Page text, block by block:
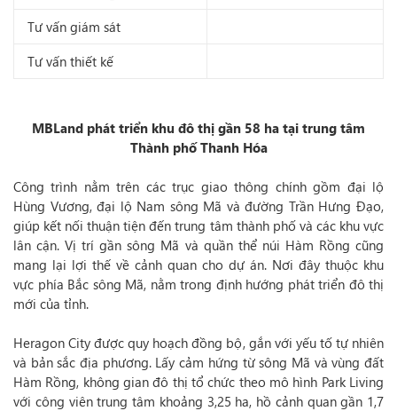
Tư vấn giám sát
Tư vấn thiết kế
MBLand phát triển khu đô thị gần 58 ha tại trung tâm
Thành phố Thanh Hóa
Công trình nằm trên các trục giao thông chính gồm đại lộ
Hùng Vương, đại lộ Nam sông Mã và đường Trần Hưng Đạo,
giúp kết nối thuận tiện đến trung tâm thành phố và các khu vực
lân cận. Vị trí gần sông Mã và quần thể núi Hàm Rồng cũng
mang lại lợi thế về cảnh quan cho dự án. Nơi đây thuộc khu
vực phía Bắc sông Mã, nằm trong định hướng phát triển đô thị
mới của tỉnh.
Heragon City được quy hoạch đồng bộ, gắn với yếu tố tự nhiên
và bản sắc địa phương. Lấy cảm hứng từ sông Mã và vùng đất
Hàm Rồng, không gian đô thị tổ chức theo mô hình Park Living
với công viên trung tâm khoảng 3,25 ha, hồ cảnh quan gần 1,7